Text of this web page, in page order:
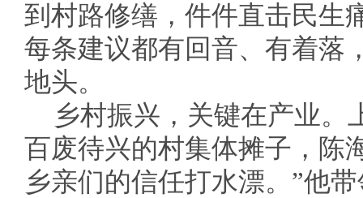
到村路修缮，件件直击民生
每条建议都有回音、有着落
地头。
乡村振兴，关键在产业。
百废待兴的村集体摊子，陈
乡亲们的信任打水漂。”他